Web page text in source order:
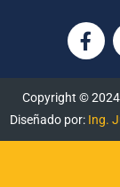
Copyright ©
Diseñado por: Ing.